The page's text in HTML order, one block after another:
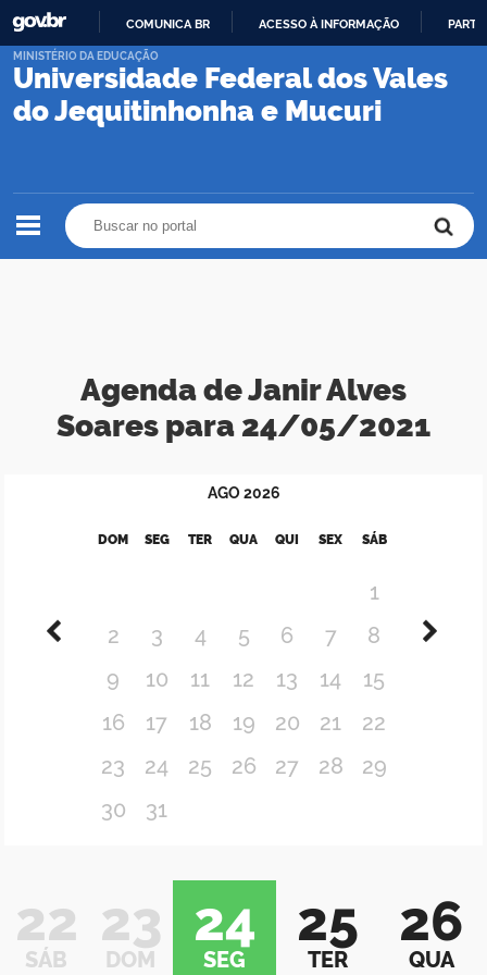
PARA
CONTEÚDO
COMUNICA BR ACESSO À INFORMAÇÃO
Universidade Federal dos Vales
do Jequitinhonha e Mucuri
MINISTÉRIO DA EDUCAÇÃO
Agenda de Janir Alves
Soares para 24/05/2021
AGO 2026
DOM SEG TER QUA QUI SEX SÁB
1
2
3 4 5 6 7
8
9
10 11 12 13 14
15
16
17 18 19 20 21
22
23
24 25 26 27 28
29
30
31
22
SÁB
23
DOM
24
SEG
25
TER
26
QUA